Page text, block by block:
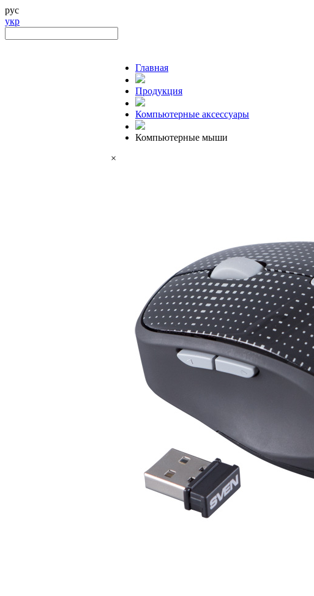
рус
укр
Главная
Продукция
Компьютерные аксессуары
Компьютерные мыши
×